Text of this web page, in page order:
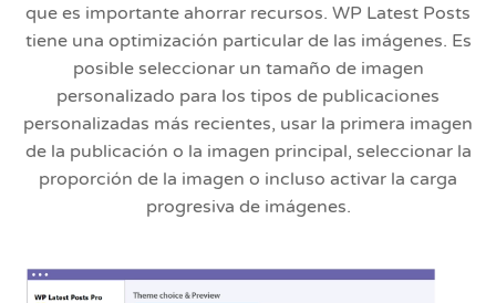
que es importante ahorrar recursos. WP Latest Posts
tiene una optimización particular de las imágenes. Es
posible seleccionar un tamaño de imagen
personalizado para los tipos de publicaciones
personalizadas más recientes, usar la primera imagen
de la publicación o la imagen principal, seleccionar la
proporción de la imagen o incluso activar la carga
progresiva de imágenes.